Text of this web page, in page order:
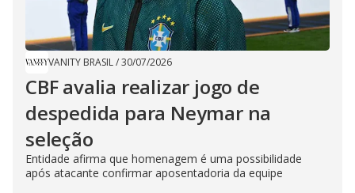
VANITY BRASIL/30/07/2026
CBF avalia realizar jogo de
despedida para Neymar na
seleção
Entidade afirma que homenagem é uma possibilidade
após atacante confirmar aposentadoria da equipe